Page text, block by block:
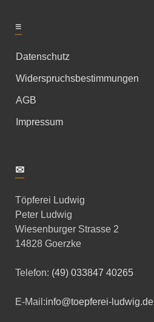
≡
Datenschutz
Widerspruchsbestimmungen
AGB
Impressum
✉
Töpferei Ludwig
Peter Ludwig
Wiesenburger Strasse 2
14828 Goerzke
Telefon: (49) 033847 40265
E-Mail:info@toepferei-ludwig.de